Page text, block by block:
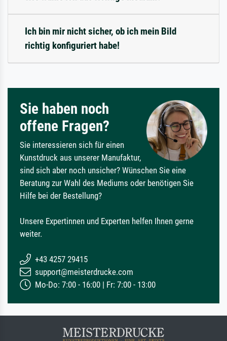
Ich bin mir nicht sicher, ob ich mein Bild
richtig konfiguriert habe!
Sie haben noch
offene Fragen?
Sie interessieren sich für einen
Kunstdruck aus unserer Manufaktur,
sind sich aber noch unsicher? Wünschen Sie eine
Beratung zur Wahl des Mediums oder benötigen Sie
Hilfe bei der Bestellung?
Unsere Expertinnen und Experten helfen Ihnen gerne
weiter.
+43 4257 29415
support@meisterdrucke.com
Mo-Do: 7:00 - 16:00 | Fr: 7:00 - 13:00